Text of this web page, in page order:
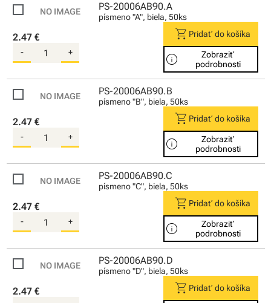
PS-20006AB90.A
písmeno "A", biela, 50ks
2.47 €
- +
shopping_cart Pridať do košíka
info
Zobraziť
podrobnosti
PS-20006AB90.B
písmeno "B", biela, 50ks
2.47 €
- +
shopping_cart Pridať do košíka
info
Zobraziť
podrobnosti
PS-20006AB90.C
písmeno "C", biela, 50ks
2.47 €
- +
shopping_cart Pridať do košíka
info
Zobraziť
podrobnosti
PS-20006AB90.D
písmeno "D", biela, 50ks
2.47 € shopping_cart Pridať do košíka